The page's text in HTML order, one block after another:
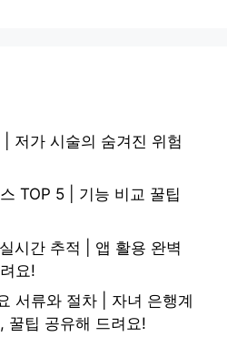
저가 시술의 숨겨진 위험
TOP 5 | 기능 비교 꿀팁
시간 추적 | 앱 활용 완벽
요!
서류와 절차 | 자녀 은행계
꿀팁 공유해 드려요!